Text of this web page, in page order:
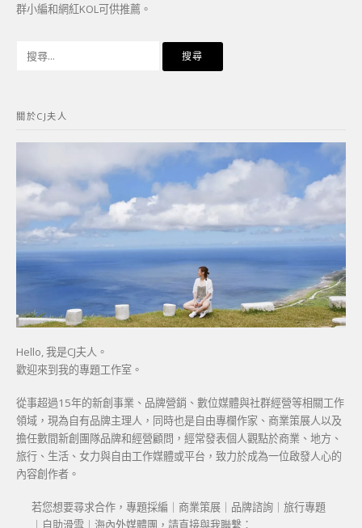
群小編和網紅KOL可供推薦。
字:
關於CJ夫人
Hello, 我是CJ夫人。
歡迎來到我的專題工作室。
從事超過15年的新創事業、品牌營銷、數位媒體與社群經營等相關工作
領域，現為自有品牌主理人，同時也是自由專欄作家、商業策展人以及
擔任數間新創團隊品牌和經營顧問，經常發表個人觀點於商業、地方、
旅行、生活、女力與自由工作媒體或平台，致力於成為一位啟發人心的
內容創作者。
若您想要尋求合作，專題採編｜商業策展｜品牌諮詢｜旅行專題
｜自助滑雪｜海內外媒體團，請直接與我聯繫：